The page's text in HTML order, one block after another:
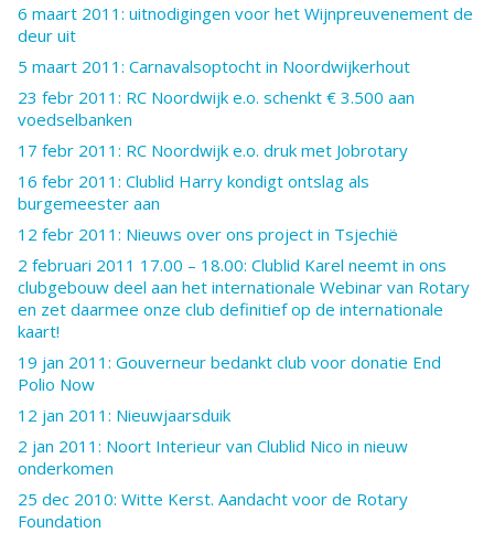
6 maart 2011: uitnodigingen voor het Wijnpreuvenement de
deur uit
5 maart 2011: Carnavalsoptocht in Noordwijkerhout
23 febr 2011: RC Noordwijk e.o. schenkt € 3.500 aan
voedselbanken
17 febr 2011: RC Noordwijk e.o. druk met Jobrotary
16 febr 2011: Clublid Harry kondigt ontslag als
burgemeester aan
12 febr 2011: Nieuws over ons project in Tsjechië
2 februari 2011 17.00 – 18.00: Clublid Karel neemt in ons
clubgebouw deel aan het internationale Webinar van Rotary
en zet daarmee onze club definitief op de internationale
kaart!
19 jan 2011: Gouverneur bedankt club voor donatie End
Polio Now
12 jan 2011: Nieuwjaarsduik
2 jan 2011: Noort Interieur van Clublid Nico in nieuw
onderkomen
25 dec 2010: Witte Kerst. Aandacht voor de Rotary
Foundation